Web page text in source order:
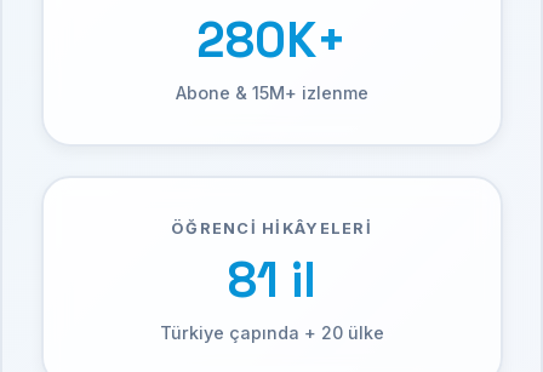
280K+
Abone & 15M+ izlenme
ÖĞRENCI HIKÂYELERI
81 il
Türkiye çapında + 20 ülke